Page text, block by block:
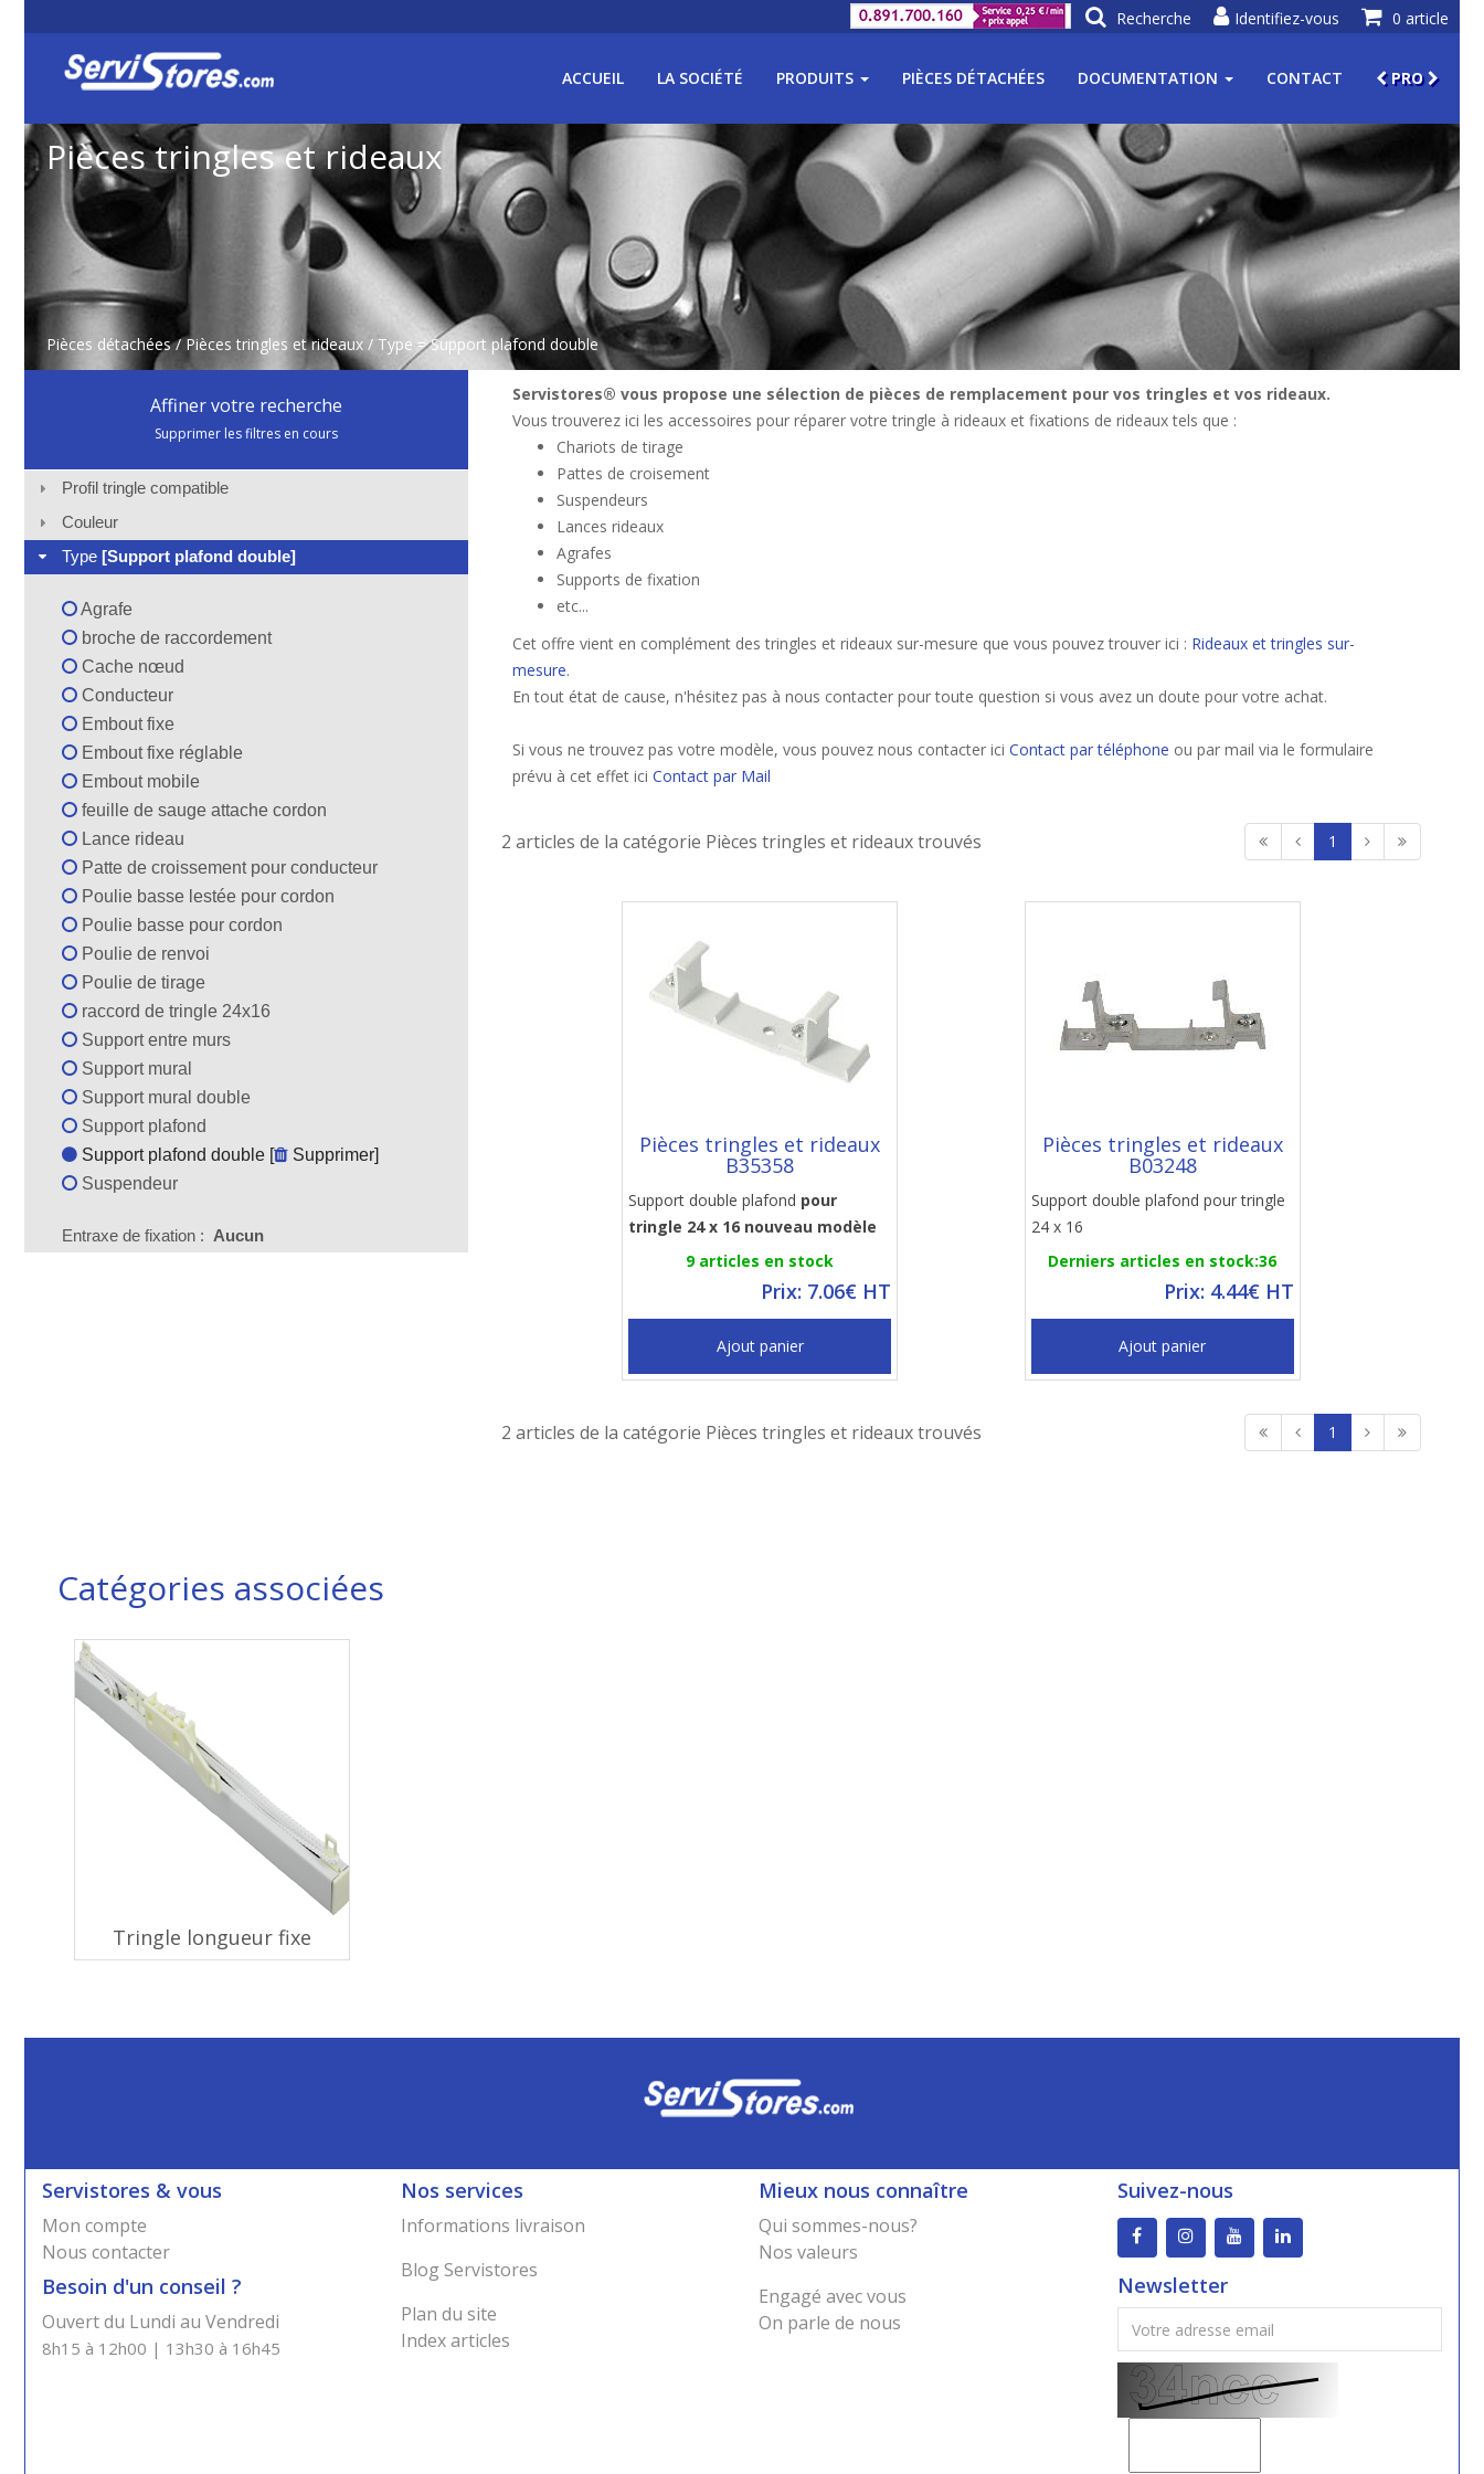
0 article
Identifiez-vous
Recherche
ACCUEIL LA SOCIÉTÉ PRODUITS PIÈCES DÉTACHÉES DOCUMENTATION CONTACT PRO
Pièces tringles et rideaux
Pièces détachées /Pièces tringles et rideaux / Type = Support plafond double
Affiner votre recherche
Supprimer les filtres en cours
Profil tringle compatible
Couleur
Type [Support plafond double]
Agrafe
broche de raccordement
Cache nœud
Conducteur
Embout fixe
Embout fixe réglable
Embout mobile
feuille de sauge attache cordon
Lance rideau
Patte de croissement pour conducteur
Poulie basse lestée pour cordon
Poulie basse pour cordon
Poulie de renvoi
Poulie de tirage
raccord de tringle 24x16
Support entre murs
Support mural
Support mural double
Support plafond
Support plafond double [
Supprimer]
Suspendeur
Entraxe de fixation : Aucun
Servistores® vous propose une sélection de pièces de remplacement pour vos tringles et vos rideaux.
Vous trouverez ici les accessoires pour réparer votre tringle à rideaux et fixations de rideaux tels que :
Chariots de tirage
Pattes de croisement
Suspendeurs
Lances rideaux
Agrafes
Supports de fixation
etc...
Cet offre vient en complément des tringles et rideaux sur-mesure que vous pouvez trouver ici : Rideaux et tringles sur-
mesure.
En tout état de cause, n'hésitez pas à nous contacter pour toute question si vous avez un doute pour votre achat.
Si vous ne trouvez pas votre modèle, vous pouvez nous contacter ici Contact par téléphone ou par mail via le formulaire
prévu à cet effet ici Contact par Mail
2 articles de la catégorie Pièces tringles et rideaux trouvés 1
Pièces tringles et rideaux
B35358
Support double plafond pour
tringle 24 x 16 nouveau modèle
9 articles en stock
Prix: 7.06€ HT
Ajout panier
Pièces tringles et rideaux
B03248
Support double plafond pour tringle
24 x 16
Derniers articles en stock:36
Prix: 4.44€ HT
Ajout panier
2 articles de la catégorie Pièces tringles et rideaux trouvés 1
Catégories associées
Tringle longueur fixe
Servistores & vous
Mon compte
Nous contacter
Besoin d'un conseil ?
Ouvert du Lundi au Vendredi
8h15 à 12h00 | 13h30 à 16h45
Nos services
Informations livraison
Blog Servistores
Plan du site
Index articles
Mieux nous connaître
Qui sommes-nous?
Nos valeurs
Engagé avec vous
On parle de nous
Suivez-nous
Newsletter